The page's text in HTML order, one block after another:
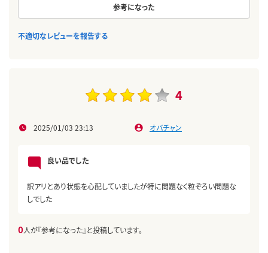
参考になった
不適切なレビューを報告する
4
2025/01/03 23:13 オバチャン
良い品でした
訳アリとあり状態を心配していましたが特に問題なく粒ぞろい問題な
しでした
0人が『参考になった』と投稿しています。